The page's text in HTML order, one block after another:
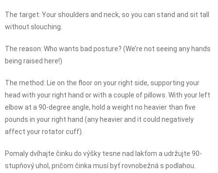
The target: Your shoulders and neck, so you can stand and sit tall
without slouching.
The reason: Who wants bad posture? (We’re not seeing any hands
being raised here!)
The method: Lie on the floor on your right side, supporting your
head with your right hand or with a couple of pillows. With your left
elbow at a 90-degree angle, hold a weight no heavier than five
pounds in your right hand (any heavier and it could negatively
affect your rotator cuff).
Pomaly dvíhajte činku do výšky tesne nad lakťom a udržujte 90-
stupňový uhol, pričom činka musí byť rovnobežná s podlahou.